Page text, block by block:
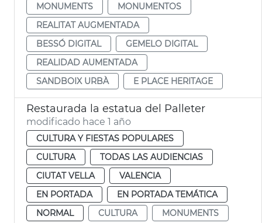
MONUMENTS
MONUMENTOS
REALITAT AUGMENTADA
BESSÓ DIGITAL
GEMELO DIGITAL
REALIDAD AUMENTADA
SANDBOIX URBÀ
E PLACE HERITAGE
Restaurada la estatua del Palleter
modificado hace 1 año
CULTURA Y FIESTAS POPULARES
CULTURA
TODAS LAS AUDIENCIAS
CIUTAT VELLA
VALENCIA
EN PORTADA
EN PORTADA TEMÁTICA
NORMAL
CULTURA
MONUMENTS